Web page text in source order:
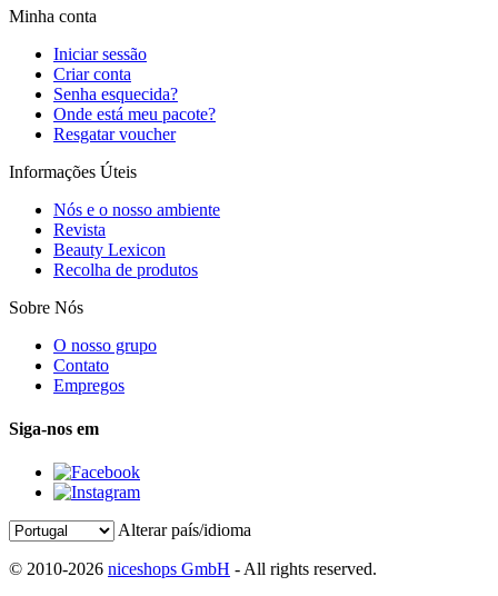
Minha conta
Iniciar sessão
Criar conta
Senha esquecida?
Onde está meu pacote?
Resgatar voucher
Informações Úteis
Nós e o nosso ambiente
Revista
Beauty Lexicon
Recolha de produtos
Sobre Nós
O nosso grupo
Contato
Empregos
Siga-nos em
Alterar país/idioma
© 2010-2026 niceshops GmbH - All rights reserved.